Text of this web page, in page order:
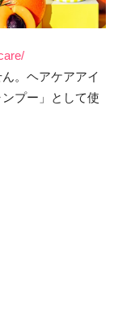
。ヘアケアアイ
プー」として使